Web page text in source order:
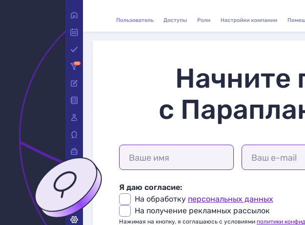
Начните
с
Ваше имя Ваш e-mail
Я даю согласие:
На обработку персональных данных
На получение рекламных рассылок
Нажимая на кнопку, я соглашаюсь с условиями политики